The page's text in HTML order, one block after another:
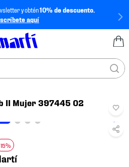
y obtén10% de descuento.
aquí
II Mujer 397445 02